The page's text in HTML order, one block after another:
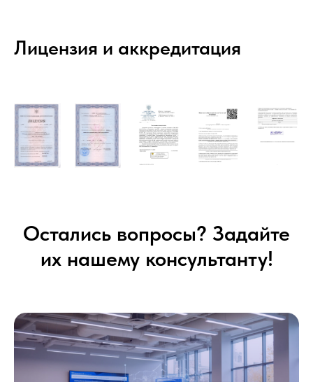
Лицензия и аккредитация
Остались вопросы? Задайте
их нашему консультанту!